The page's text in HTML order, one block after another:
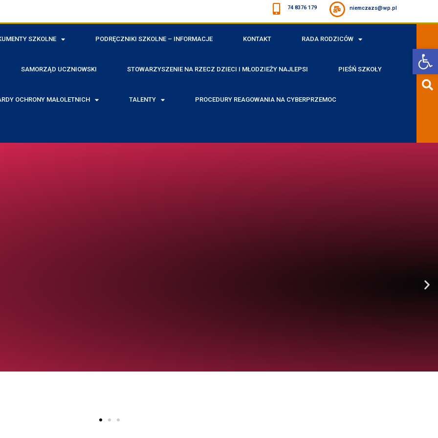
Open toolbar
74 8376 179 niemczazs@wp.pl
SZKOLNE PODRĘCZNIKI SZKOLNE – INFORMACJE KONTAKT RADA RODZICÓW
SAMORZĄD UCZNIOWSKI STOWARZYSZENIE NA RZECZ DZIECI I MŁODZIEŻY NAJLEPSI PIEŚŃ SZKOŁY
OCHRONY MAŁOLETNICH TALENTY PROCEDURY REAGOWANIA NA CYBERPRZEMOC